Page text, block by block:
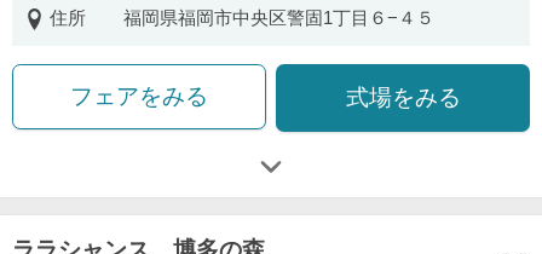
住所
福岡県福岡市中央区警固1丁目６−４５
フェアをみる 式場をみる